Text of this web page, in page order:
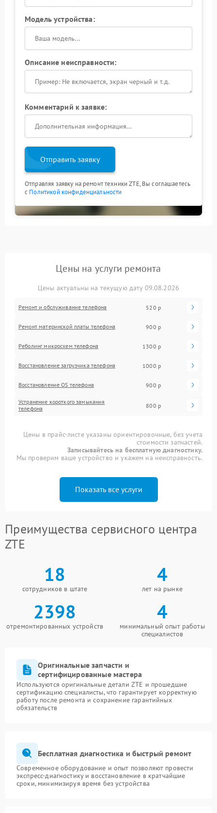
Модель устройства:
Описание неисправности:
Комментарий к заявке:
Отправить заявку
Отправляя заявку на ремонт техники ZTE, Вы соглашаетесь
с Политикой конфиденциальности
Цены на услуги ремонта
Цены актуальны на текущую дату 09.08.2026
Ремонт и обслуживание телефона 520 р
Ремонт материнской платы телефона 900 р
Реболинг микросхем телефона 1300 р
Восстановление загрузчика телефона 1000 р
Восстановление OS телефона 900 р
Устранение короткого замыкания
телефона
800 р
Цены в прайс-листе указаны ориентировочные, без учета
стоимости запчастей.
Записывайтесь на бесплатную диагностику.
Мы проверим ваше устройство и укажем на неисправность.
Показать все услуги
Преимущества сервисного центра
ZTE
18
сотрудников в штате
4
лет на рынке
2398
отремонтированных устройств
4
минимальный опыт работы
специалистов
Оригинальные запчасти и
сертифицированные мастера
Используются оригинальные детали ZTE и прошедшие
сертификацию специалисты, что гарантирует корректную
работу после ремонта и сохранение гарантийных
обязательств
Бесплатная диагностика и быстрый ремонт
Современное оборудование и опыт позволяют провести
экспресс-диагностику и восстановление в кратчайшие
сроки, минимизируя время без устройства